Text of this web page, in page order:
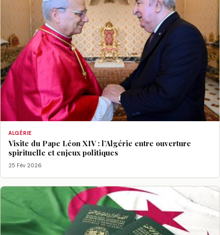
ALGÉRIE
Visite du Pape Léon XIV : l’Algérie entre ouverture
spirituelle et enjeux politiques
25 Fév 2026